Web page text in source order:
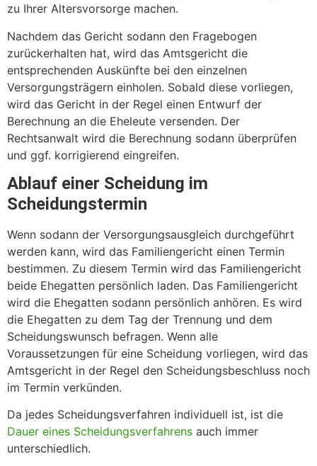
zu Ihrer Altersvorsorge machen.
Nachdem das Gericht sodann den Fragebogen
zurückerhalten hat, wird das Amtsgericht die
entsprechenden Auskünfte bei den einzelnen
Versorgungsträgern einholen. Sobald diese vorliegen,
wird das Gericht in der Regel einen Entwurf der
Berechnung an die Eheleute versenden. Der
Rechtsanwalt wird die Berechnung sodann überprüfen
und ggf. korrigierend eingreifen.
Ablauf einer Scheidung im
Scheidungstermin
Wenn sodann der Versorgungsausgleich durchgeführt
werden kann, wird das Familiengericht einen Termin
bestimmen. Zu diesem Termin wird das Familiengericht
beide Ehegatten persönlich laden. Das Familiengericht
wird die Ehegatten sodann persönlich anhören. Es wird
die Ehegatten zu dem Tag der Trennung und dem
Scheidungswunsch befragen. Wenn alle
Voraussetzungen für eine Scheidung vorliegen, wird das
Amtsgericht in der Regel den Scheidungsbeschluss noch
im Termin verkünden.
Da jedes Scheidungsverfahren individuell ist, ist die
Dauer eines Scheidungsverfahrens auch immer
unterschiedlich.